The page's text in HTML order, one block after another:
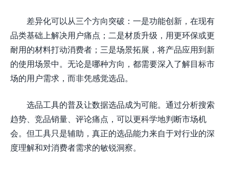
差异化可以从三个方向突破：一是功能创新，在现有
品类基础上解决用户痛点；二是材质升级，用更环保或更
耐用的材料打动消费者；三是场景拓展，将产品应用到新
的使用场景中。无论是哪种方向，都需要深入了解目标市
场的用户需求，而非凭感觉选品。
选品工具的普及让数据选品成为可能。通过分析搜索
趋势、竞品销量、评论痛点，可以更科学地判断市场机
会。但工具只是辅助，真正的选品能力来自于对行业的深
度理解和对消费者需求的敏锐洞察。